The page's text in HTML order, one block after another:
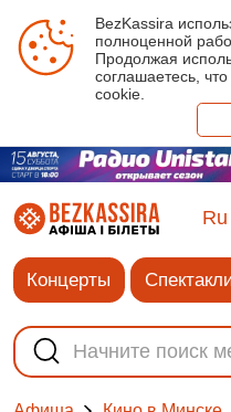
BezKassira
полноценной
Продолжая
соглашаетесь,
cookie.
Ru
Концерты